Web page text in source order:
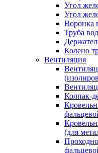
Угол
Угол
Воронка
Труба
Колено
Вентиляция
Колпак-
(для